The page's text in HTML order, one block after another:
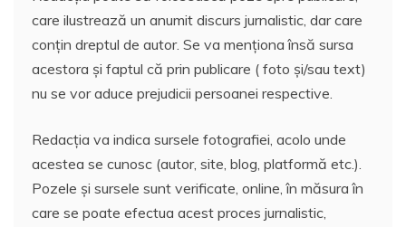
care ilustrează un anumit discurs jurnalistic, dar care
conțin dreptul de autor. Se va menționa însă sursa
acestora și faptul că prin publicare ( foto și/sau text)
nu se vor aduce prejudicii persoanei respective.
Redacția va indica sursele fotografiei, acolo unde
acestea se cunosc (autor, site, blog, platformă etc.).
Pozele și sursele sunt verificate, online, în măsura în
care se poate efectua acest proces jurnalistic,